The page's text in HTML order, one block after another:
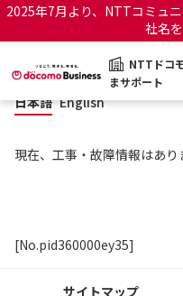
2025年7月より、NTTコミュ
社名
NTTドコ
まサポート
NTTドコモビジネスお
サポートトップ
サービス名から探
日本語 English
現在、工事・故障情報はあり
[No.pid360000ey35]
サイトマップ